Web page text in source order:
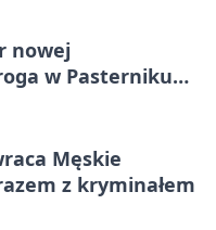
nowej
w Pasterniku
Męskie
z kryminałem